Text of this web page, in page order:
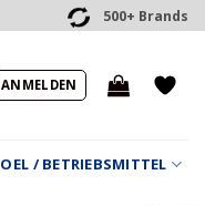
500+ Brands
ANMELDEN
OEL / BETRIEBSMITTEL